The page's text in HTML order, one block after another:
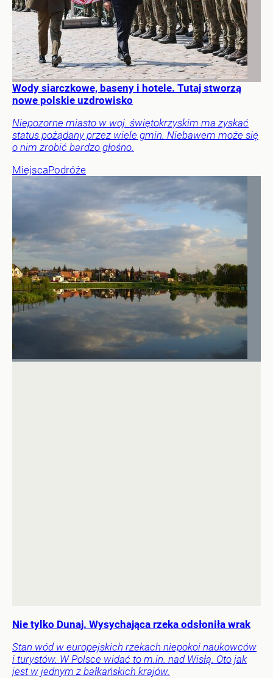
Wody siarczkowe, baseny i hotele. Tutaj stworzą
nowe polskie uzdrowisko
Niepozorne miasto w woj. świętokrzyskim ma zyskać
status pożądany przez wiele gmin. Niebawem może się
o nim zrobić bardzo głośno.
MiejscaPodróże
Nie tylko Dunaj. Wysychająca rzeka odsłoniła wrak
Stan wód w europejskich rzekach niepokoi naukowców
i turystów. W Polsce widać to m.in. nad Wisłą. Oto jak
jest w jednym z bałkańskich krajów.